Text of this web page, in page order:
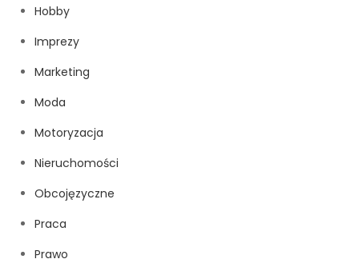
Hobby
Imprezy
Marketing
Moda
Motoryzacja
Nieruchomości
Obcojęzyczne
Praca
Prawo